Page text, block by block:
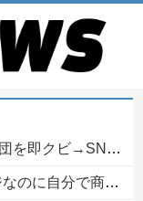
月間止まって消息不明に
さないといけないんだ」